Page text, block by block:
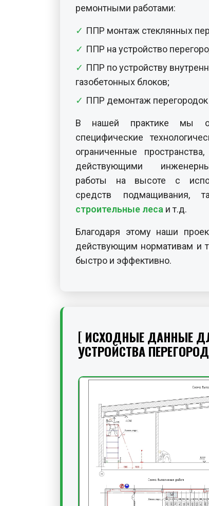
ремонтными работами:
ППР монтаж стеклянных
ППР на устройство
ППР по устройству
газобетонных блоков;
ППР демонтаж перегородок
В нашей практике мы
специфические
ограниченные
действующими
работы на высоте с
средств подмащивания,
строительные леса и т.д.
Благодаря этому наши
действующим нормативам и
быстро и эффективно.
ИСХОДНЫЕ ДАННЫЕ
УСТРОЙСТВА